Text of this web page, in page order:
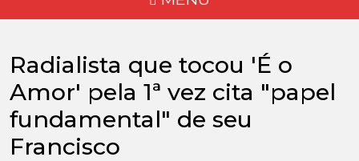
Radialista que tocou 'É o
Amor' pela 1ª vez cita "papel
fundamental" de seu
Francisco